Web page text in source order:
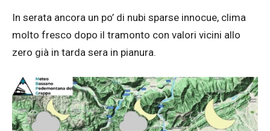
In serata ancora un po’ di nubi sparse innocue, clima
molto fresco dopo il tramonto con valori vicini allo
zero già in tarda sera in pianura.